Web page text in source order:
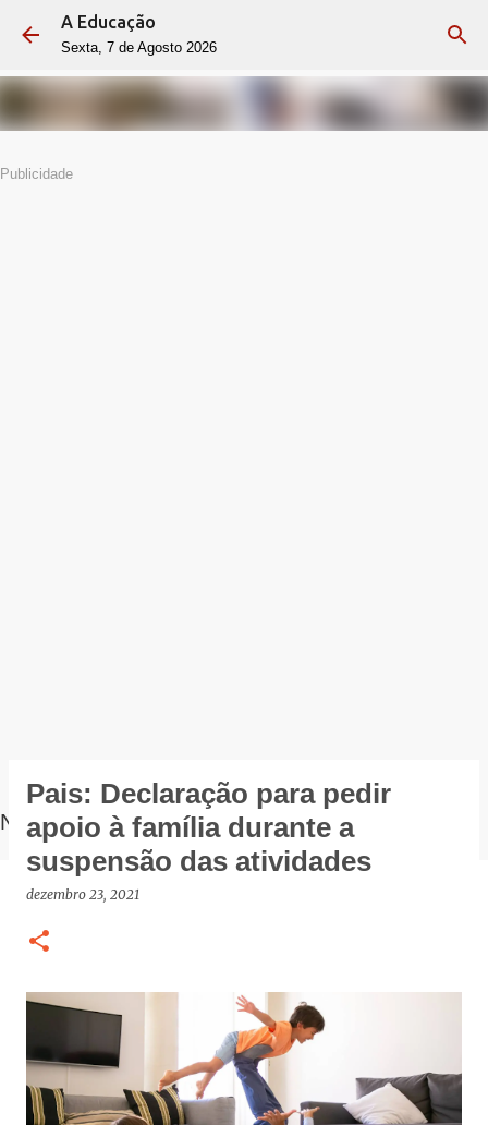
Avançar para o conteúdo principal
A Educação
Sexta, 7 de Agosto 2026
Publicidade
NOTÍCIAS
Pais: Declaração para pedir
apoio à família durante a
suspensão das atividades
dezembro 23, 2021